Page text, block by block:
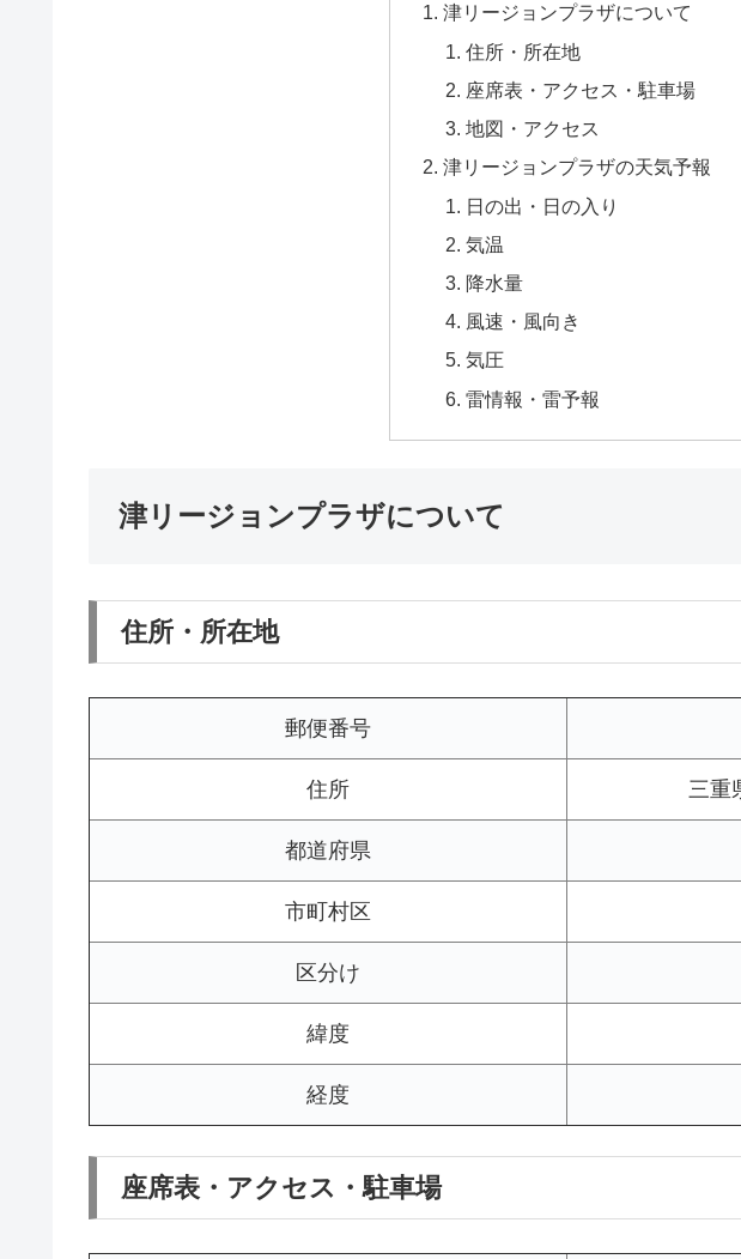
津リージョンプラザについて
住所・所在地
座席表・アクセス・駐車場
地図・アクセス
津リージョンプラザの天気予報
日の出・日の入り
気温
降水量
風速・風向き
気圧
雷情報・雷予報
津リージョンプラザについて
住所・所在地
郵便番号
住所 三重
都道府県
市町村区
区分け
緯度
経度
座席表・アクセス・駐車場